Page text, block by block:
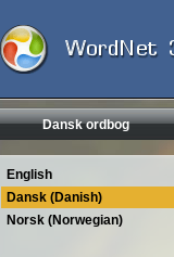
Dansk ordbog
English
Dansk (Danish)
Norsk (Norwegian)